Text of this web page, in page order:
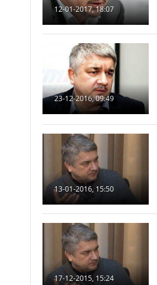
12-01-2017, 18:07
23-12-2016, 09:49
13-01-2016, 15:50
17-12-2015, 15:24